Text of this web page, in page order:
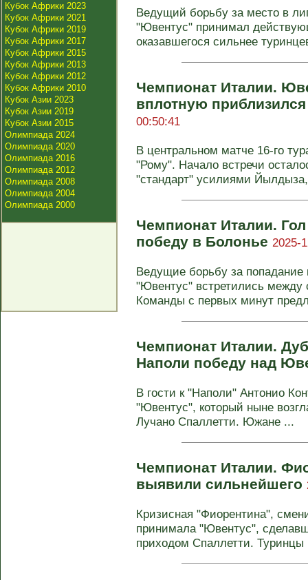
Кубок Африки 2023
Кубок Африки 2021
Кубок Африки 2019
Кубок Африки 2017
Кубок Африки 2015
Кубок Африки 2013
Кубок Африки 2012
Кубок Африки 2010
Кубок Азии 2023
Кубок Азии 2019
Кубок Азии 2015
Олимпиада 2024
Олимпиада 2020
Олимпиада 2016
Олимпиада 2012
Олимпиада 2008
Олимпиада 2004
Олимпиада 2000
Ведущий борьбу за место в
"Ювентус" принимал
оказавшегося сильнее
Чемпионат Италии.
вплотную
00:50:41
В центральном матче 16-го
"Рому". Начало встречи
"стандарт" усилиями
Чемпионат Италии.
победу в Болонье 2025-
Ведущие борьбу за попадание
"Ювентус" встретились
Команды с первых минут
Чемпионат Италии.
Наполи победу над
В гости к "Наполи" Антонио
"Ювентус", который ныне
Лучано Спаллетти. Южане ...
Чемпионат Италии.
выявили сильнейшего
Кризисная "Фиорентина",
принимала "Ювентус",
приходом Спаллетти.